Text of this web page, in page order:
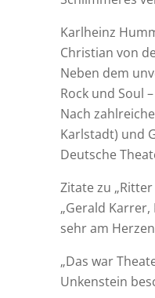
Karlheinz
Christian von
Neben dem
Rock und Soul
Nach
Karlstadt) und
Deutsche
Zitate zu
„Gerald
sehr am
„Das war
Unkenstein